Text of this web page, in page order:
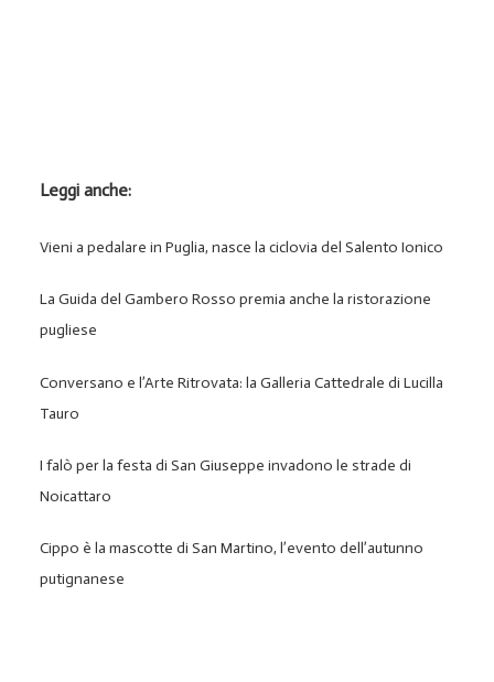
Leggi anche:
Vieni a pedalare in Puglia, nasce la ciclovia del Salento Ionico
La Guida del Gambero Rosso premia anche la ristorazione
pugliese
Conversano e l’Arte Ritrovata: la Galleria Cattedrale di Lucilla
Tauro
I falò per la festa di San Giuseppe invadono le strade di
Noicattaro
Cippo è la mascotte di San Martino, l’evento dell’autunno
putignanese